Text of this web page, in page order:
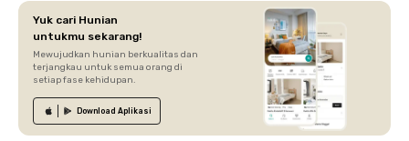
Yuk cari Hunian
untukmu sekarang!
Mewujudkan hunian berkualitas dan
terjangkau untuk semua orang di
setiap fase kehidupan.
Download Aplikasi